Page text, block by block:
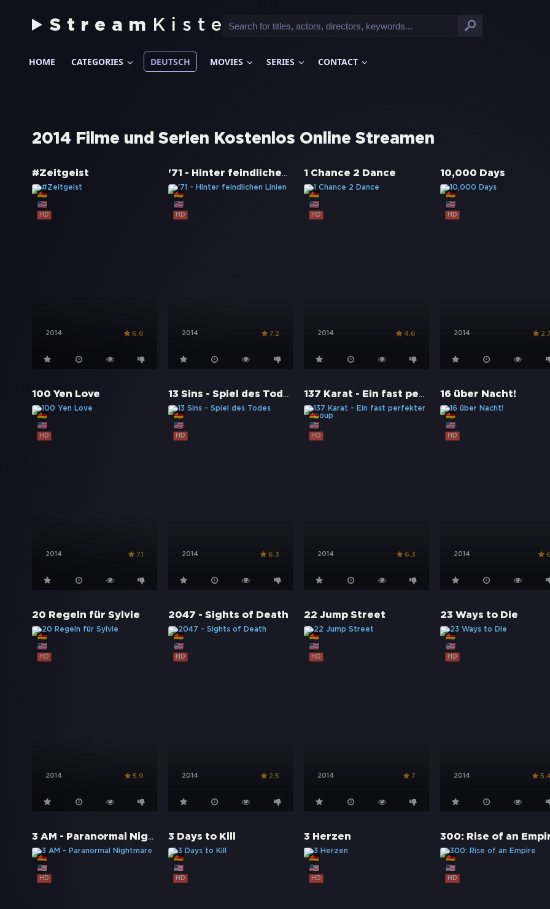
Stream Kiste
HOME CATEGORIES DEUTSCH MOVIES SERIES CONTACT
2014 Filme und Serien Kostenlos Online Streamen
#Zeitgeist
HD
2014 6.6
'71 - Hinter feindlichen Linien
HD
2014 7.2
1 Chance 2 Dance
HD
2014 4.6
10,000 Days
HD
2014
100 Yen Love
HD
2014 7.1
13 Sins - Spiel des Todes
HD
2014 6.3
137 Karat - Ein fast perfekter Coup
HD
2014 6.3
16 über Nacht!
HD
2014
20 Regeln für Sylvie
HD
2014 5.9
2047 - Sights of Death
HD
2014 2.5
22 Jump Street
HD
2014 7
23 Ways to Die
HD
2014
3 AM - Paranormal Nightmare
HD
3 Days to Kill
HD
3 Herzen
HD
300: Rise of an
HD